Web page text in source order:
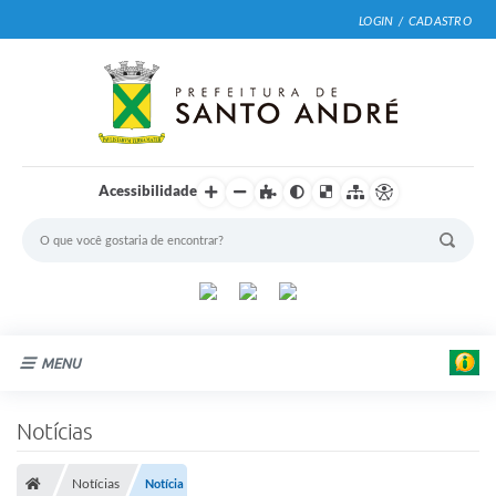
LOGIN / CADASTRO
Acessibilidade
MENU
Notícias
Notícias Notícia